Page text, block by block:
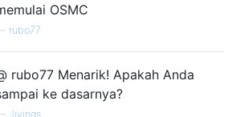
OSMC
rubo77
rubo77 Menarik! Apakah Anda
ke dasarnya?
Jivings